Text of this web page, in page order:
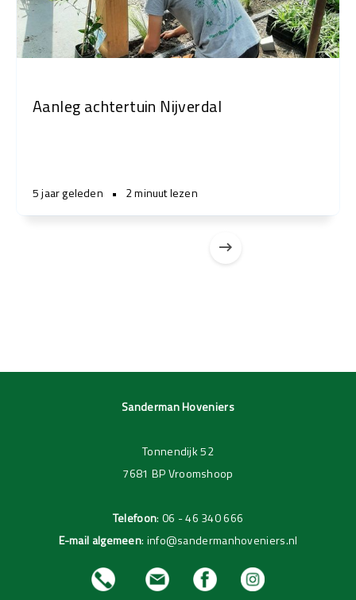
Aanleg achtertuin Nijverdal
5 jaar geleden • 2 minuut lezen
Sanderman Hoveniers
Tonnendijk 52
7681 BP Vroomshoop
Telefoon: 06 - 46 340 666
E-mail algemeen: info@sandermanhoveniers.nl